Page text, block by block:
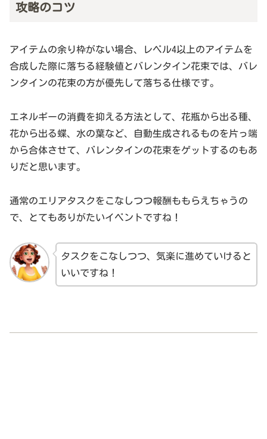
攻略のコツ
アイテムの余り枠がない場合、レベル4以上のアイテムを
合成した際に落ちる経験値とバレンタイン花束では、バレ
ンタインの花束の方が優先して落ちる仕様です。
エネルギーの消費を抑える方法として、花瓶から出る種、
花から出る蝶、水の葉など、自動生成されるものを片っ端
から合体させて、バレンタインの花束をゲットするのもあ
りだと思います。
通常のエリアタスクをこなしつつ報酬ももらえちゃうの
で、とてもありがたいイベントですね！
タスクをこなしつつ、気楽に進めていけると
いいですね！